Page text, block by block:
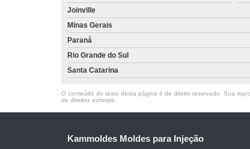
Joinville
Minas Gerais
Paraná
Rio Grande do Sul
Santa Catarina
O conteúdo do texto desta página é de direito reservado. Sua
de direitos autorais
Kammoldes Moldes para Injeção